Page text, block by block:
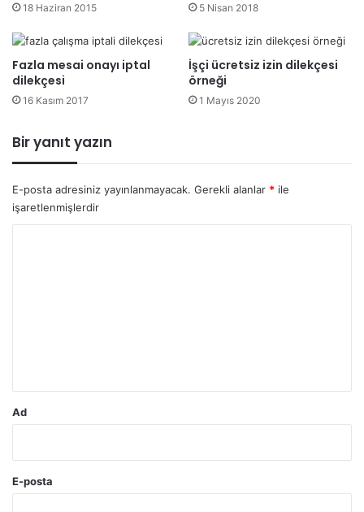
18 Haziran 2015 5 Nisan 2018
Fazla mesai onayı iptal
dilekçesi
16 Kasım 2017
İşçi ücretsiz izin dilekçesi
örneği
1 Mayıs 2020
Bir yanıt yazın
E-posta adresiniz yayınlanmayacak. Gerekli alanlar * ile
işaretlenmişlerdir
Ad
E-posta